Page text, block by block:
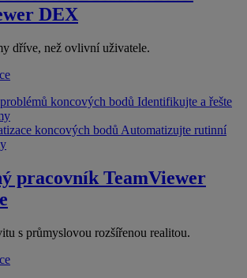
DEX
dříve, než ovlivní uživatele.
koncových bodů Identifikujte a řešte
koncových bodů Automatizujte rutinní
pracovník TeamViewer
s průmyslovou rozšířenou realitou.